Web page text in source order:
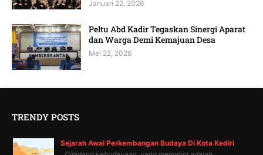
Januari 22, 2026
Peltu Abd Kadir Tegaskan Sinergi Aparat
dan Warga Demi Kemajuan Desa
Mei 22, 2026
TRENDY POSTS
Sejarah Awal Perkembangan Budaya Di Kota Kediri